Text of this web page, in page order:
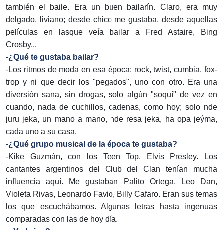
también el baile. Era un buen bailarín. Claro, era muy
delgado, liviano; desde chico me gustaba, desde aquellas
películas en lasque veía bailar a Fred Astaire, Bing
Crosby...
-¿Qué te gustaba bailar?
-Los ritmos de moda en esa época: rock, twist, cumbia, fox-
trop y ni que decir los "pegados", uno con otro. Era una
diversión sana, sin drogas, solo algún "soquí" de vez en
cuando, nada de cuchillos, cadenas, como hoy; solo nde
juru jeka, un mano a mano, nde resa jeka, ha opa jeýma,
cada uno a su casa.
-¿Qué grupo musical de la época te gustaba?
-Kike Guzmán, con los Teen Top, Elvis Presley. Los
cantantes argentinos del Club del Clan tenían mucha
influencia aquí. Me gustaban Palito Ortega, Leo Dan,
Violeta Rivas, Leonardo Favio, Billy Cafaro. Eran sus temas
los que escuchábamos. Algunas letras hasta ingenuas
comparadas con las de hoy día.